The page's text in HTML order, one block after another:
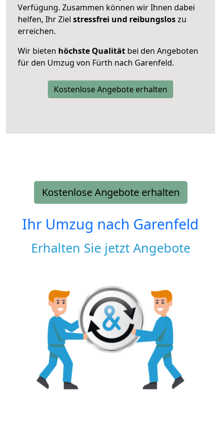
Verfügung. Zusammen können wir Ihnen dabei
helfen, Ihr Ziel stressfrei und reibungsloszu
erreichen.
Wir bieten höchste Qualität bei den Angeboten
für den Umzug von Fürth nach Garenfeld.
Kostenlose Angebote erhalten
Kostenlose Angebote erhalten
Ihr Umzug nach Garenfeld
Erhalten Sie jetzt Angebote